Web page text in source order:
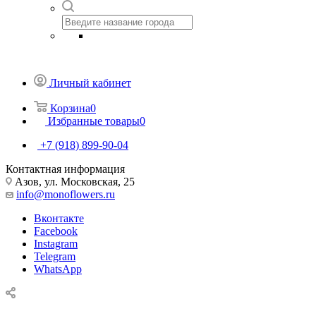
Личный кабинет
Корзина0
Избранные товары0
+7 (918) 899-90-04
Контактная информация
Азов, ул. Московская, 25
info@monoflowers.ru
Вконтакте
Facebook
Instagram
Telegram
WhatsApp